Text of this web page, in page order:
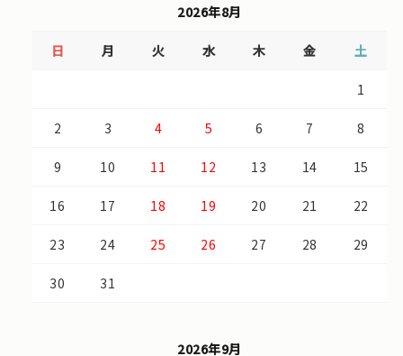
2026年8月
日 月 火 水 木 金 土
1
2 3 4 5 6 7 8
9 10 11 12 13 14 15
16 17 18 19 20 21 22
23 24 25 26 27 28 29
30 31
2026年9月